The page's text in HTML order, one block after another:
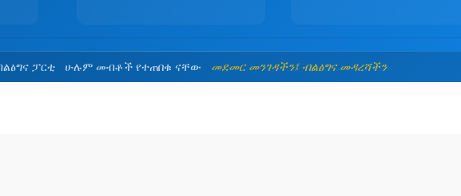
ፓርቲ ሁሉም መብቶች የተጠበቁ ናቸው መደመር መንገዳችን፤ ብልፅግና መዳረሻችን